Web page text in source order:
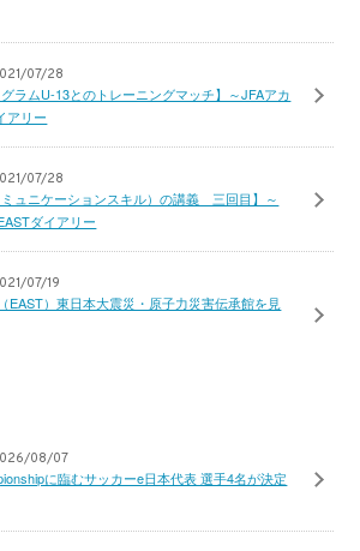
07/28
ラムU-13とのトレーニングマッチ】～JFAアカ
アリー
07/28
ュニケーションスキル）の講義 三回目】～
ダイアリー
07/19
EAST）東日本大震災・原子力災害伝承館を見
08/07
に臨むサッカーe日本代表 選手4名が決定